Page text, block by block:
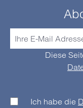
Diese
Ich habe die